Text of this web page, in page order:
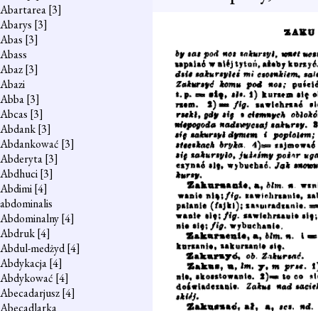
Abartarea[3]
Abarys [3]
Abas [3]
Abass
Abaz[3]
Abazi
Abba[3]
Abcas [3]
Abdank[3]
Abdankować [3]
Abderyta[3]
Abdhuci[3]
Abdimi[4]
abdominalis
Abdominalny[4]
Abdruk[4]
Abdul-medżyd[4]
Abdykacja[4]
Abdykować [4]
Abecadarjusz[4]
Abecadlarka